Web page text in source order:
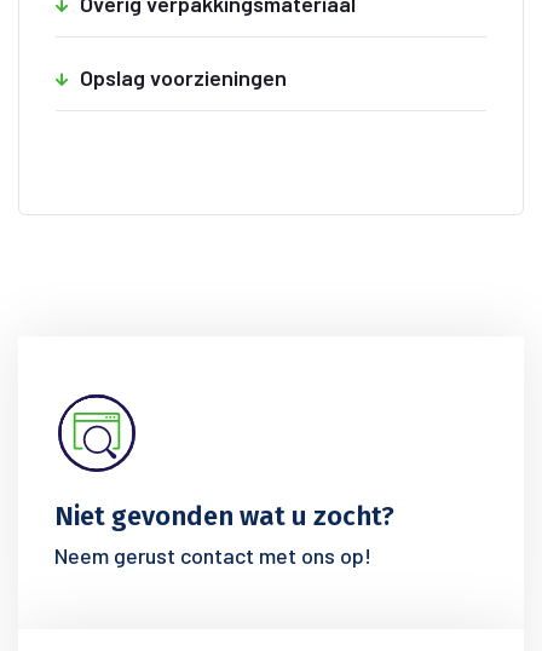
Opslag voorzieningen
Niet gevonden wat u zocht?
Neem gerust contact met ons op!